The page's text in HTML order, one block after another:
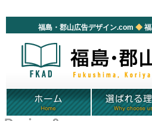
福島・郡山広告デザイン.com◆